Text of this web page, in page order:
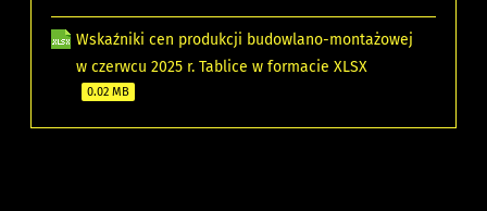
Wskaźniki cen produkcji budowlano-montażowej
w czerwcu 2025 r. Tablice w formacie XLSX
0.02 MB